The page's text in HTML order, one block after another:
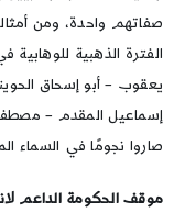
صفاتهم واحدة، ومن
الفترة الذهبية
يعقوب – أبو إسحاق
إسماعيل المقدم –
صاروا نجومًا في السماء
موقف الحكومة الداعم